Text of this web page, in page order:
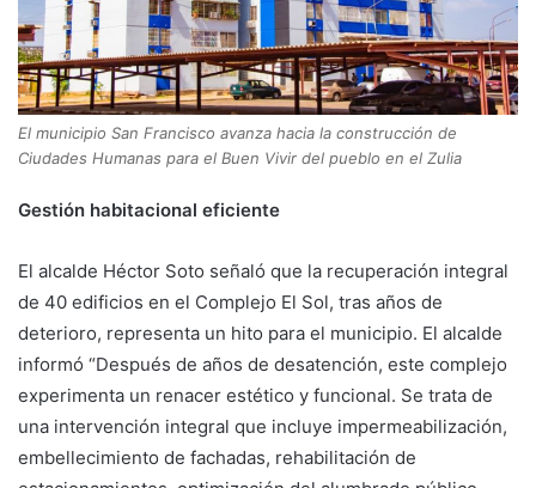
El municipio San Francisco avanza hacia la construcción de
Ciudades Humanas para el Buen Vivir del pueblo en el Zulia
Gestión habitacional eficiente
El alcalde Héctor Soto señaló que la recuperación integral
de 40 edificios en el Complejo El Sol, tras años de
deterioro, representa un hito para el municipio. El alcalde
informó “Después de años de desatención, este complejo
experimenta un renacer estético y funcional. Se trata de
una intervención integral que incluye impermeabilización,
embellecimiento de fachadas, rehabilitación de